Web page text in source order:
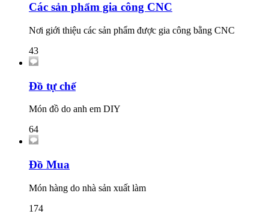
Các sản phẩm gia công CNC
Nơi giới thiệu các sản phẩm được gia công bằng CNC
43
Đồ tự chế
Món đồ do anh em DIY
64
Đồ Mua
Món hàng do nhà sản xuất làm
174